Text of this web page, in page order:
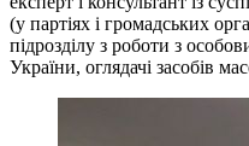
(у партіях і громадських
підрозділу з роботи з
України, оглядачі засобів